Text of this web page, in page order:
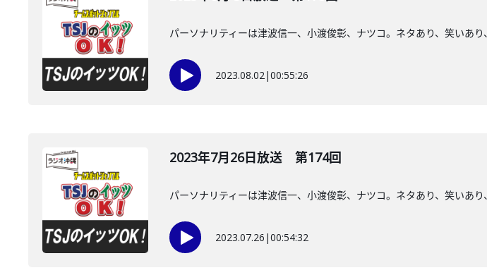
パーソナリティーは津波信一、小渡俊彰、ナツコ。ネタあり、笑いあ
2023.08.02|00:55:26
2023年7月26日放送 第174回
パーソナリティーは津波信一、小渡俊彰、ナツコ。ネタあり、笑いあ
2023.07.26 |00:54:32